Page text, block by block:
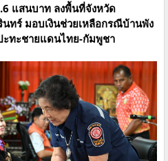
แสนบาท ลงพื้นที่จังหวัด
ทร์ มอบเงินช่วยเหลือกรณีบ้านพัง
ะทะชายแดนไทย-กัมพูชา